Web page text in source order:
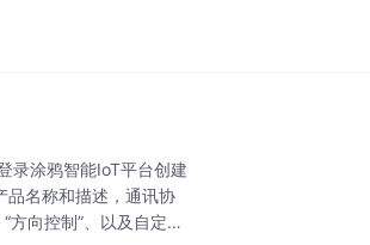
录涂鸦智能IoT平台创建
品名称和描述，通讯协
向控制”、以及自定义